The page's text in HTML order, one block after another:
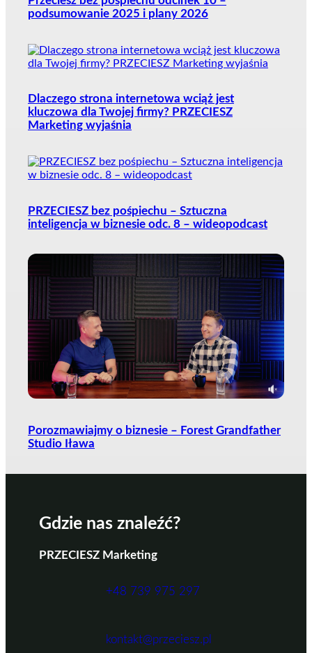
podsumowanie 2025 i plany 2026
Dlaczego strona internetowa wciąż jest
kluczowa dla Twojej firmy? PRZECIESZ
Marketing wyjaśnia
PRZECIESZ bez pośpiechu – Sztuczna
inteligencja w biznesie odc. 8 – wideopodcast
Porozmawiajmy o biznesie – Forest Grandfather
Studio Iława
Gdzie nas znaleźć?
PRZECIESZ Marketing
+48 739 975 297
kontakt@przeciesz.pl